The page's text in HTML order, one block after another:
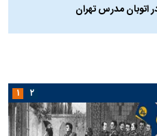
اتوبان مدرس تهران
۱ ۲